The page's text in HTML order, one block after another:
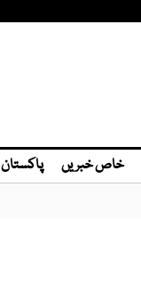
خاص خبریں پاکستان